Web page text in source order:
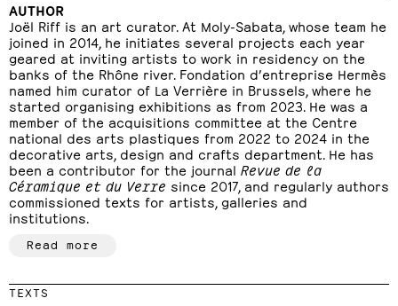
AUTHOR
Joël Riff is an art curator. At Moly-Sabata, whose team he
joined in 2014, he initiates several projects each year
geared at inviting artists to work in residency on the
banks of the Rhône river. Fondation d’entreprise Hermès
named him curator of La Verrière in Brussels, where he
started organising exhibitions as from 2023. He was a
member of the acquisitions committee at the Centre
national des arts plastiques from 2022 to 2024 in the
decorative arts, design and crafts department. He has
been a contributor for the journal Revue de la
Céramique et du Verre since 2017, and regularly authors
commissioned texts for artists, galleries and
institutions.
Read more
TEXTS